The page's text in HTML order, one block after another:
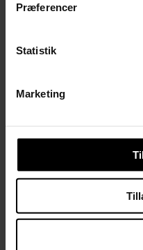
Præferencer
Statistik
Marketing
FVU Engelsk
Om kbh syd